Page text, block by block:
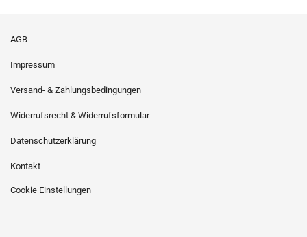
AGB
Impressum
Versand- & Zahlungsbedingungen
Widerrufsrecht & Widerrufsformular
Datenschutzerklärung
Kontakt
Cookie Einstellungen